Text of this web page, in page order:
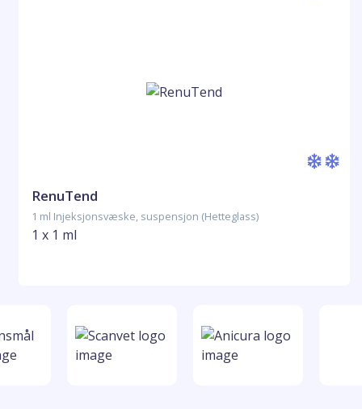
RenuTend
1 ml Injeksjonsvæske, suspensjon (Hetteglass)
1 x 1 ml